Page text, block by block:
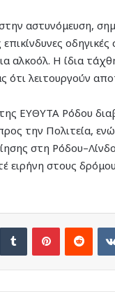
αστυνόμευση,
επικίνδυνες
αλκοόλ. Η ίδια
ότι λειτουργούν
ΕΥΘΥΤΑ Ρόδου
την Πολιτεία,
στη
ειρήνη στους
Tumblr Pinterest